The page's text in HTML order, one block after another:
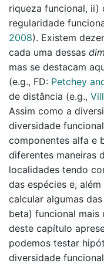
riqueza funcional, ii)
regularidade
2008). Existem
cada uma dessas
mas se destacam
(e.g., FD: Petchey
de distância (e.g.,
Assim como a
diversidade
componentes alfa e
diferentes maneiras
localidades tendo
das espécies e,
calcular algumas
beta) funcional mais
deste capítulo
podemos testar
diversidade